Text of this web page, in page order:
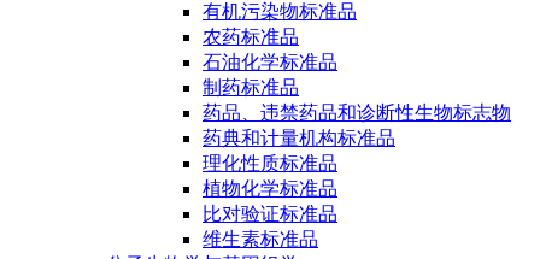
有机污染物标准品
农药标准品
石油化学标准品
制药标准品
药品、违禁药品和诊断性生物标志物
药典和计量机构标准品
理化性质标准品
植物化学标准品
比对验证标准品
维生素标准品